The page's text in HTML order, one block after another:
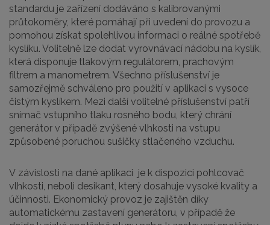
standardu je zařízení dodáváno s kalibrovanými
průtokoměry, které pomáhají při uvedení do provozu a
pomohou získat spolehlivou informaci o reálné spotřebě
kyslíku. Volitelně lze dodat vyrovnávací nádobu na kyslík,
která disponuje tlakovým regulátorem, prachovým
filtrem a manometrem. Všechno příslušenství je
samozřejmě schváleno pro použití v aplikaci s vysoce
čistým kyslíkem. Mezi další volitelné příslušenství patří
snímač vstupního tlaku rosného bodu, který chrání
generátor v případě zvýšené vlhkosti na vstupu
způsobené poruchou sušičky stlačeného vzduchu.
V závislosti na dané aplikaci je k dispozici pohlcovač
vlhkosti, neboli desikant, který dosahuje vysoké kvality a
účinnosti. Ekonomický provoz je zajištěn díky
automatickému zastavení generátoru, v případě že